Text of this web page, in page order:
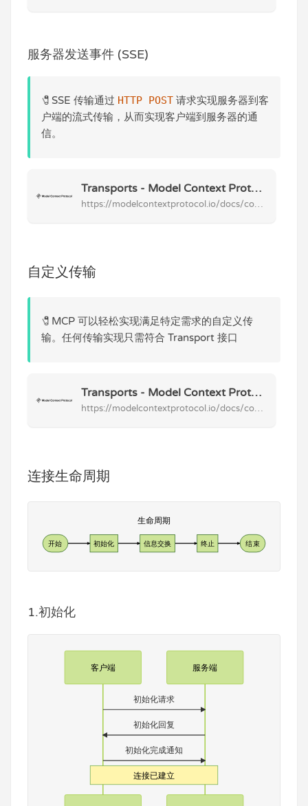
服务器发送事件 (SSE)
🧷SSE 传输通过 HTTP POST 请求实现服务器到客
户端的流式传输，从而实现客户端到服务器的通
信。
Transports - Model Context Protocol Learn about MCP's communication mechanisms
https://modelcontextprotocol.io/docs/concepts/transports#server-sent-events-sse
自定义传输
🧷MCP 可以轻松实现满足特定需求的自定义传
输。任何传输实现只需符合 Transport 接口
Transports - Model Context Protocol Learn about MCP's communication mechanisms
https://modelcontextprotocol.io/docs/concepts/transports#custom-transports
连接生命周期
开始 初始化 信息交换 终止 结束
生命周期
1.初始化
客户端 服务端
连接已建立
初始化请求
初始化回复
初始化完成通知